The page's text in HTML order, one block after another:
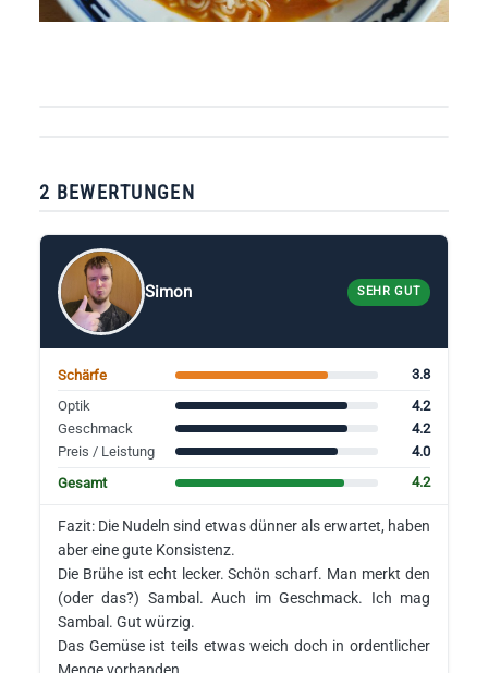
2 BEWERTUNGEN
Simon SEHR GUT
Schärfe
3.8
Optik
4.2
Geschmack
4.2
Preis / Leistung
4.0
Gesamt
4.2
Fazit: Die Nudeln sind etwas dünner als erwartet, haben
aber eine gute Konsistenz.
Die Brühe ist echt lecker. Schön scharf. Man merkt den
(oder das?) Sambal. Auch im Geschmack. Ich mag
Sambal. Gut würzig.
Das Gemüse ist teils etwas weich doch in ordentlicher